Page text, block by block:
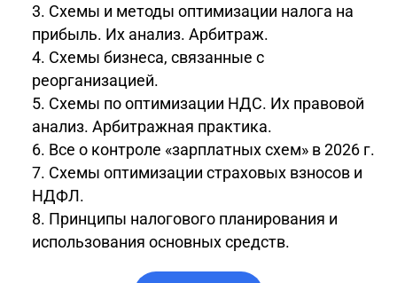
Схемы и методы оптимизации налога на
прибыль. Их анализ. Арбитраж.
Схемы бизнеса, связанные с
реорганизацией.
Схемы по оптимизации НДС. Их правовой
анализ. Арбитражная практика.
Все о контроле «зарплатных схем» в 2026 г.
Схемы оптимизации страховых взносов и
НДФЛ.
Принципы налогового планирования и
использования основных средств.